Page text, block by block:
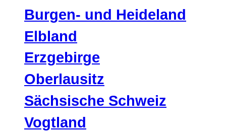
Burgen- und Heideland
Elbland
Erzgebirge
Oberlausitz
Sächsische Schweiz
Vogtland